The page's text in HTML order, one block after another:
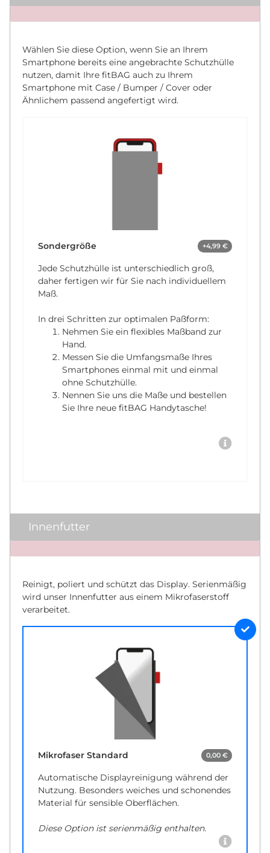
x
Wählen Sie diese Option, wenn Sie an Ihrem
Smartphone bereits eine angebrachte Schutzhülle
nutzen, damit Ihre fitBAG auch zu Ihrem
Smartphone mit Case / Bumper / Cover oder
Ähnlichem passend angefertigt wird.
Sondergröße +4,99 €
Jede Schutzhülle ist unterschiedlich groß,
daher fertigen wir für Sie nach individuellem
Maß.
In drei Schritten zur optimalen Paßform:
Nehmen Sie ein flexibles Maßband zur
Hand.
Messen Sie die Umfangsmaße Ihres
Smartphones einmal mit und einmal
ohne Schutzhülle.
Nennen Sie uns die Maße und bestellen
Sie Ihre neue fitBAG Handytasche!
Innenfutter
x
Reinigt, poliert und schützt das Display. Serienmäßig
wird unser Innenfutter aus einem Mikrofaserstoff
verarbeitet.
Mikrofaser Standard 0,00 €
Automatische Displayreinigung während der
Nutzung. Besonders weiches und schonendes
Material für sensible Oberflächen.
Diese Option ist serienmäßig enthalten.